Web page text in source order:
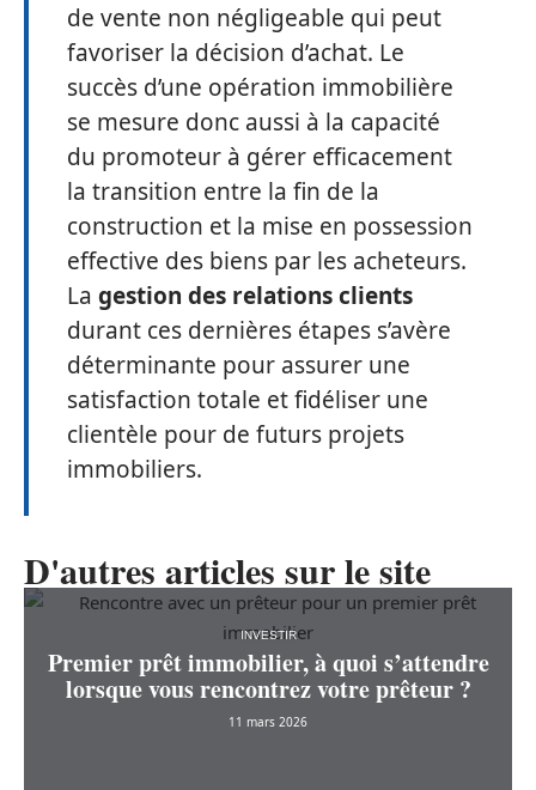
de vente non négligeable qui peut
favoriser la décision d’achat. Le
succès d’une opération immobilière
se mesure donc aussi à la capacité
du promoteur à gérer efficacement
la transition entre la fin de la
construction et la mise en possession
effective des biens par les acheteurs.
La gestion des relations clients
durant ces dernières étapes s’avère
déterminante pour assurer une
satisfaction totale et fidéliser une
clientèle pour de futurs projets
immobiliers.
D'autres articles sur le site
INVESTIR
Premier prêt immobilier, à quoi s’attendre
lorsque vous rencontrez votre prêteur ?
11 mars 2026